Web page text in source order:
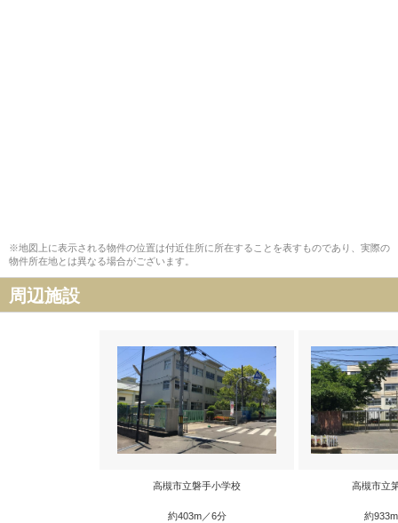
※地図上に表示される物件の位置は付近住所に所在することを表すものであり、実際の
物件所在地とは異なる場合がございます。
周辺施設
高槻市立磐手小学校
約403m／6分
高槻市立
約